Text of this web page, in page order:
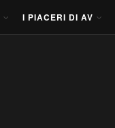
I PIACERI DI AV